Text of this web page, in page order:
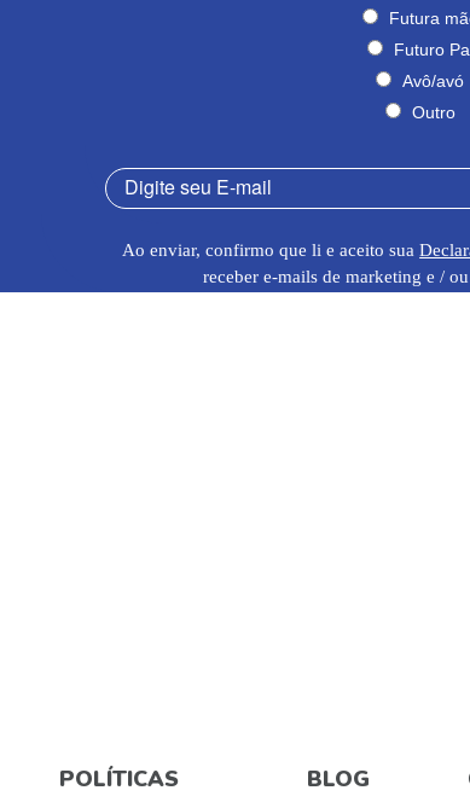
Futura
Futuro
Avô/avó
Outro
Ao enviar, confirmo que li e aceito sua
receber e-mails de marketing e /
POLÍTICAS BLOG